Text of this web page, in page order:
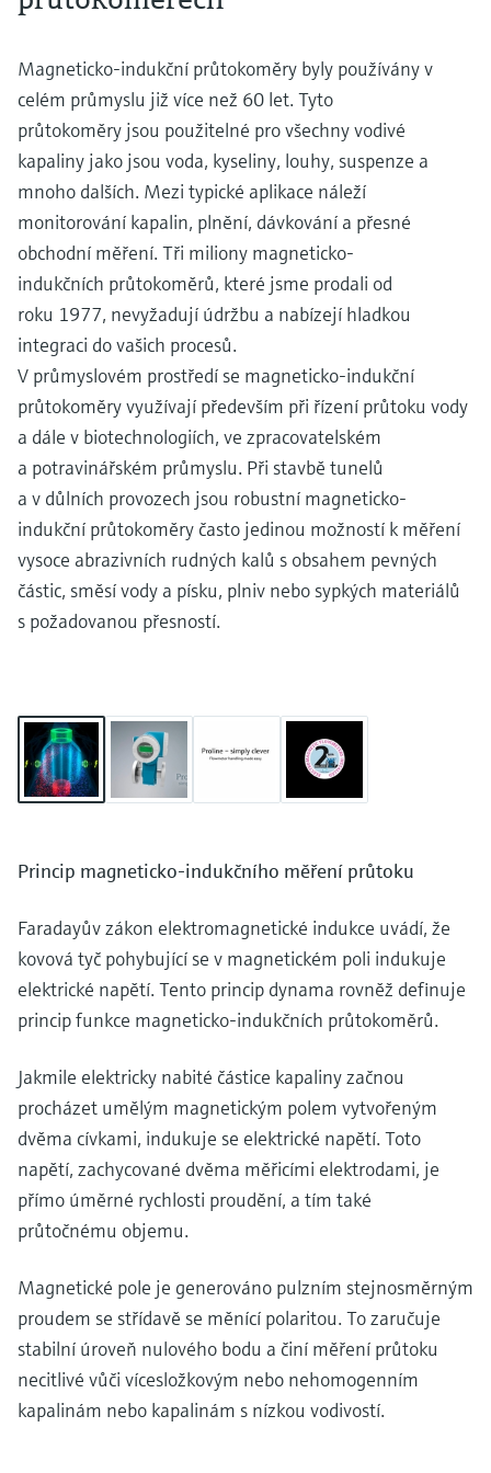
Magneticko-indukční průtokoměry byly používány v
celém průmyslu již více než 60 let. Tyto
průtokoměry jsou použitelné pro všechny vodivé
kapaliny jako jsou voda, kyseliny, louhy, suspenze a
mnoho dalších. Mezi typické aplikace náleží
monitorování kapalin, plnění, dávkování a přesné
obchodní měření. Tři miliony magneticko-
indukčních průtokoměrů, které jsme prodali od
roku 1977, nevyžadují údržbu a nabízejí hladkou
integraci do vašich procesů.
V průmyslovém prostředí se magneticko-indukční
průtokoměry využívají především při řízení průtoku vody
a dále v biotechnologiích, ve zpracovatelském
a potravinářském průmyslu. Při stavbě tunelů
a v důlních provozech jsou robustní magneticko-
indukční průtokoměry často jedinou možností k měření
vysoce abrazivních rudných kalů s obsahem pevných
částic, směsí vody a písku, plniv nebo sypkých materiálů
s požadovanou přesností.
Princip magneticko-indukčního měření průtoku
Faradayův zákon elektromagnetické indukce uvádí, že
kovová tyč pohybující se v magnetickém poli indukuje
elektrické napětí. Tento princip dynama rovněž definuje
princip funkce magneticko-indukčních průtokoměrů.
Jakmile elektricky nabité částice kapaliny začnou
procházet umělým magnetickým polem vytvořeným
dvěma cívkami, indukuje se elektrické napětí. Toto
napětí, zachycované dvěma měřicími elektrodami, je
přímo úměrné rychlosti proudění, a tím také
průtočnému objemu.
Magnetické pole je generováno pulzním stejnosměrným
proudem se střídavě se měnící polaritou. To zaručuje
stabilní úroveň nulového bodu a činí měření průtoku
necitlivé vůči vícesložkovým nebo nehomogenním
kapalinám nebo kapalinám s nízkou vodivostí.